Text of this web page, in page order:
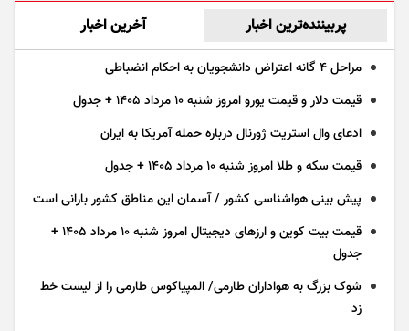
پربیننده‌ترین اخبار آخرین اخبار
مراحل ۴ گانه اعتراض دانشجویان به احکام انضباطی
قیمت دلار و قیمت یورو امروز شنبه ۱۰ مرداد ۱۴۰۵ + جدول
ادعای وال استریت ژورنال درباره حمله آمریکا به ایران
قیمت سکه و طلا امروز شنبه ۱۰ مرداد ۱۴۰۵ + جدول
پیش بینی هواشناسی کشور / آسمان این مناطق کشور بارانی است
قیمت بیت کوین و ارز‌های دیجیتال امروز شنبه ۱۰ مرداد ۱۴۰۵ +
جدول
شوک بزرگ به هواداران طارمی/ المپیاکوس طارمی را از لیست خط
زد